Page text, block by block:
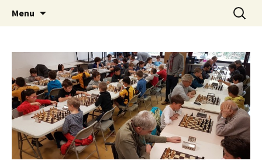
Club d échecs de l
agglomération
chambérienne
Les échecs pour tous
Menu